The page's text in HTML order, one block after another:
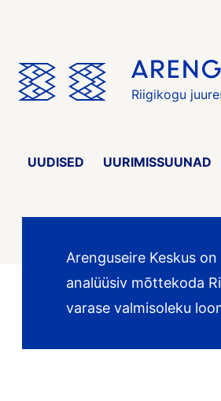
Riigikogu
UUDISED UURIMISSUUNAD
Arenguseire Keskus
analüüsiv mõttekoda
varase valmisoleku